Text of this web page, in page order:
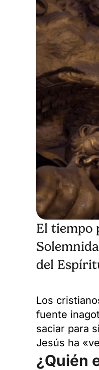
El tiempo
del
Los
fuente
saciar para
Jesús ha
¿Quién